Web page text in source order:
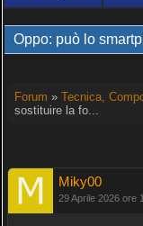
Oppo: può lo
Forum » Tecnica,
sostituire la fo...
Miky00
29 Aprile 2026 ore